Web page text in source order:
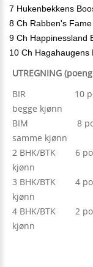
7 Hukenbekkens
8 Ch Rabben's
9 Ch Happinessland
10 Ch Hagahaugens
UTREGNING
BIR 10 poeng
begge
BIM 8 poeng +
samme kjønn
2 BHK/BTK 6
kjønn
3 BHK/BTK 4
kjønn
4 BHK/BTK 2
kjønn